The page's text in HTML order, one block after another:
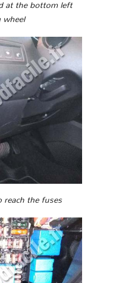
at the bottom left
wheel
reach the fuses